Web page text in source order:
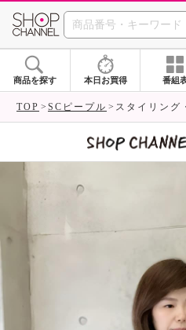
商品を探す 本日お買得 番組
TOP SCピープル スタイリング